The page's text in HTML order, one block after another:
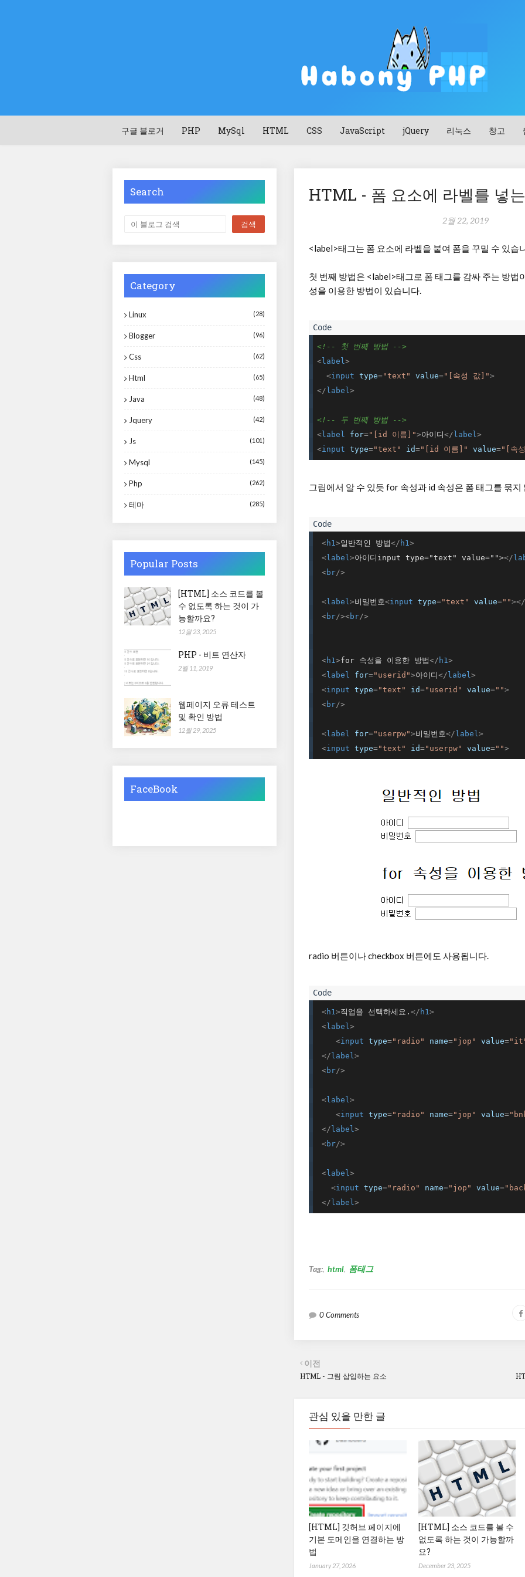
구글 블로거 PHP MySql HTML CSS JavaScript jQuery 리눅스 창고
HTML - 폼 요소에 라벨를 넣
2월 22, 2019
<label>태그는 폼 요소에 라벨을 붙여 폼을 꾸밀 수 있습
첫 번째 방법은 <label>태그로 폼 태그를 감싸 주는 방법
성을 이용한 방법이 있습니다.
<!-- 첫 번째 방법 -->
<label >
<input type="text" value="[속성 값]">
</label >
<!-- 두 번째 방법 -->
<label for="[id 이름]">아이디</label >
<input type="text" id="[id 이름]" value="[속
그림에서 알 수 있듯 for 속성과 id 속성은 폼 태그를 묶지
<h1 >일반적인 방법</ h1 >
<label >아이디input type="text" value=""></
<br/>
<label >비밀번호<input type="text" value=""></
<br/><br/>
<h1 >for 속성을 이용한 방법</ h1 >
<label for="userid">아이디</label >
<input type="text" id="userid" value="">
<br/>
<label for="userpw">비밀번호</label >
<input type="text" id="userpw" value="">
radio 버튼이나 checkbox 버튼에도 사용됩니다.
<h1 >직업을 선택하세요. </ h1 >
<label >
<input type="radio" name="jop" value=
</ label >
<br/>
<label >
<input type="radio" name="jop" value=
</ label >
<br/>
<label >
<input type="radio" name="jop" value=
</ label >
Tag: html 폼태그
0 Comments
이전
HTML - 그림 삽입하는 요소
관심 있을 만한 글
[HTML] 깃허브 페이지에
기본 도메인을 연결하는 방
법
January 27, 2026
[HTML] 소스 코드를 볼 수
없도록 하는 것이 가능할까
요?
December 23, 2025
Search
Category
Linux (28)
Blogger (96)
Css (62)
Html (65)
Java (48)
Jquery (42)
Js (101)
Mysql (145)
Php (262)
테마 (285)
Popular Posts
[HTML] 소스 코드를 볼
수 없도록 하는 것이 가
능할까요?
12월 23, 2025
PHP - 비트 연산자
2월 11, 2019
웹페이지 오류 테스트
및 확인 방법
12월 29, 2025
FaceBook